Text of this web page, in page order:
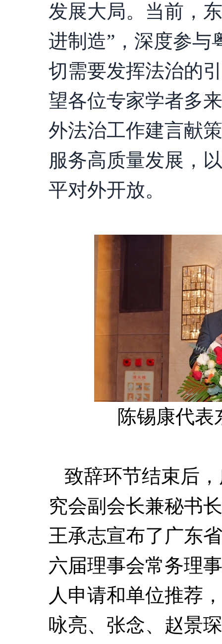
发展大局。当前，
进制造”，深度参与
切需要发挥法治的
望各位专家学者多
外法治工作建言献
服务高质量发展，
平对外开放。
陈锡康代表
致辞环节结束后
究会副会长兼秘书
王承志宣布了广东
六届理事会常务理
人申请和单位推荐
咏亮、张念、赵景